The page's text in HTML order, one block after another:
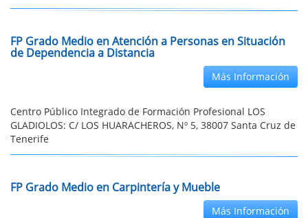
FP Grado Medio en Atención a Personas en Situación
de Dependencia a Distancia
Más Información
Centro Público Integrado de Formación Profesional LOS
GLADIOLOS: C/ LOS HUARACHEROS, Nº 5, 38007 Santa Cruz de
Tenerife
FP Grado Medio en Carpintería y Mueble
Más Información